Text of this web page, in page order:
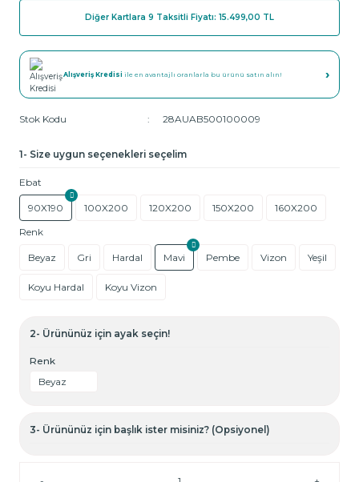
Diğer Kartlara 9 Taksitli Fiyatı: 15.499,00 TL
Alışveriş Kredisi ile en avantajlı oranlarla bu ürünü satın alın! ›
Stok Kodu 28AUAB500100009
1- Size uygun seçenekleri seçelim
Ebat
90X190 100X200 120X200 150X200
160X200
Renk
Beyaz Gri Hardal Mavi Pembe Vizon Yeşil
Koyu Hardal Koyu Vizon
2- Ürününüz için ayak seçin!
Renk
Beyaz
3- Ürününüz için başlık ister misiniz? (Opsiyonel)